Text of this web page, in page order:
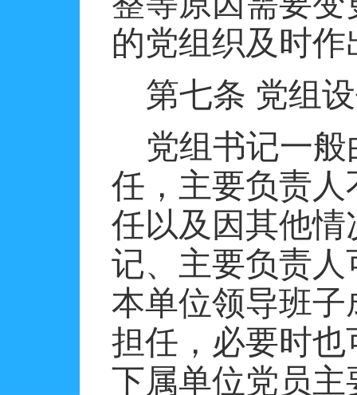
的党组织及时作
第七条 党组
党组书记一
任，主要负责
任以及因其他
记、主要负责
本单位领导班
担任，必要时
下属单位党员